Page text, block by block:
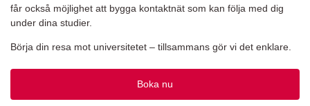
får också möjlighet att bygga kontaktnät som kan följa med dig
under dina studier.
Börja din resa mot universitetet – tillsammans gör vi det enklare.
Boka nu